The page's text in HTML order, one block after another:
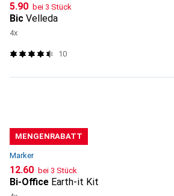
CHF
5.90 bei 3 Stück
Bic Velleda
4x
10
MENGENRABATT
Marker
CHF
12.60 bei 3 Stück
Bi-Office Earth-it Kit